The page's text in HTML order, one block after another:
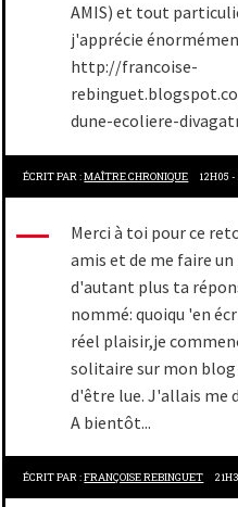
AMIS) et tout
j'apprécie
http://francoise-
dune-ecoliere-
ÉCRIT PAR :MAÎTRE CHRONIQUE 12H05 -
Merci à toi pour ce
amis et de me faire
d'autant plus ta
nommé: quoiqu 'en
réel plaisir,je
solitaire sur mon
d'être lue. J'allais me
A bientôt...
ÉCRIT PAR :FRANÇOISE REBINGUET